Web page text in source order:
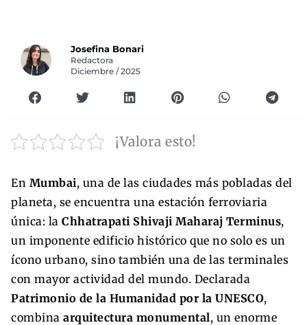
Josefina Bonari
Redactora
Diciembre / 2025
¡Valora esto!
En Mumbai, una de las ciudades más pobladas del
planeta, se encuentra una estación ferroviaria
única: la Chhatrapati Shivaji Maharaj Terminus,
un imponente edificio histórico que no solo es un
ícono urbano, sino también una de las terminales
con mayor actividad del mundo. Declarada
Patrimonio de la Humanidad por la UNESCO,
combina arquitectura monumental, un enorme